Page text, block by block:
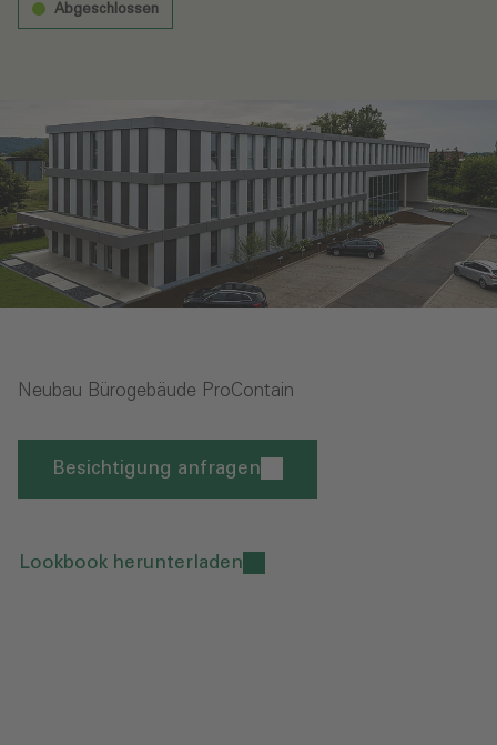
Abgeschlossen
Neubau Bürogebäude ProContain
Besichtigung anfragen
Lookbook herunterladen